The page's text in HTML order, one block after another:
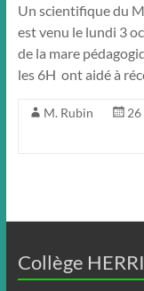
Un scientifique du
est venu le lundi 3
de la mare
les 6H ont aidé à
M. Rubin
Collège